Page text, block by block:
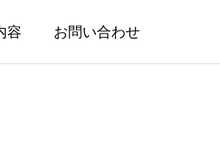
容 お問い合わせ